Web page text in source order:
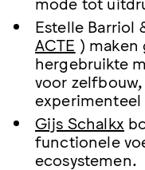
Estelle Barriol
ACTE ) maken
hergebruikte
voor
experimenteel
Gijs Schalkx
functionele
ecosystemen.